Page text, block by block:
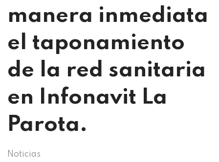
manera inmediata
el taponamiento
de la red sanitaria
en Infonavit La
Parota.
Noticias